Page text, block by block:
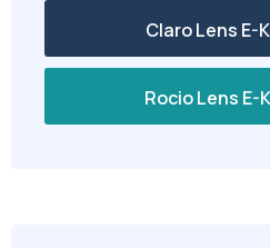
Claro Lens E-
Rocio Lens E-